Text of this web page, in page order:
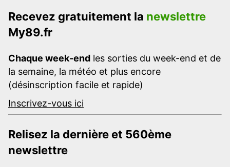
Recevez gratuitement la newslettre
My89.fr
Chaque week-end les sorties du week-end et de
la semaine, la météo et plus encore
(désinscription facile et rapide)
Inscrivez-vous ici
Relisez la dernière et 560ème
newslettre